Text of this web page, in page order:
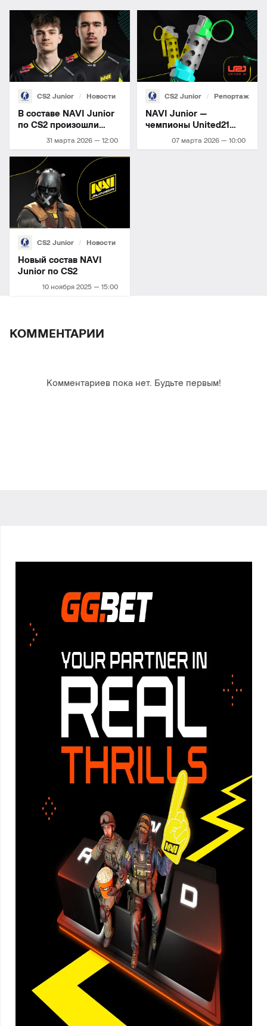
CS2 Junior Новости
31 марта 2026 — 12:00
В составе NAVI Junior
по CS2 произошли
изменения
CS2 Junior Репортаж
07 марта 2026 — 10:00
NAVI Junior —
чемпионы United21
Season 45
CS2 Junior Новости
10 ноября 2025 — 15:00
Новый состав NAVI
Junior по СS2
КОММЕНТАРИИ
Комментариев пока нет. Будьте первым!